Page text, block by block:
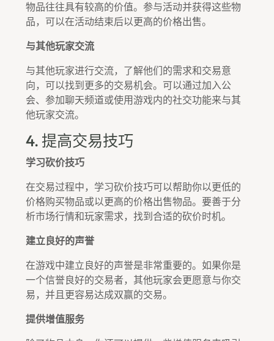
物品往往具有较高的价值。参与活动并获得这些物
品，可以在活动结束后以更高的价格出售。
与其他玩家交流
与其他玩家进行交流，了解他们的需求和交易意
向，可以找到更多的交易机会。可以通过加入公
会、参加聊天频道或使用游戏内的社交功能来与其
他玩家交流。
4. 提高交易技巧
学习砍价技巧
在交易过程中，学习砍价技巧可以帮助你以更低的
价格购买物品或以更高的价格出售物品。要善于分
析市场行情和玩家需求，找到合适的砍价时机。
建立良好的声誉
在游戏中建立良好的声誉是非常重要的。如果你是
一个信誉良好的交易者，其他玩家会更愿意与你交
易，并且更容易达成双赢的交易。
提供增值服务